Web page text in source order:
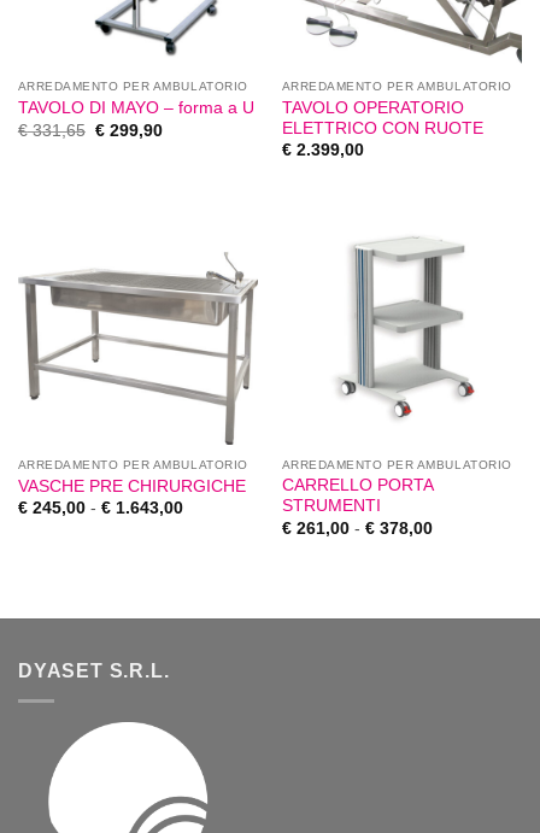
ARREDAMENTO PER AMBULATORIO
TAVOLO DI MAYO – forma a U
€331,65 €299,90
ARREDAMENTO PER AMBULATORIO
TAVOLO OPERATORIO
ELETTRICO CON RUOTE
€2.399,00
ARREDAMENTO PER AMBULATORIO
VASCHE PRE CHIRURGICHE
€245,00 - €1.643,00
ARREDAMENTO PER AMBULATORIO
CARRELLO PORTA
STRUMENTI
€261,00 - €378,00
DYASET S.R.L.